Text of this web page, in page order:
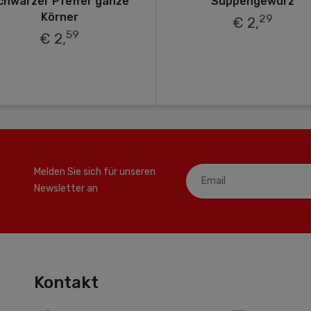
Körner
€ 2,59
€ 2,29
Melden Sie sich für unseren
Newsletter an
Kontakt